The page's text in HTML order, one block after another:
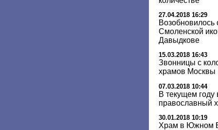
27.04.2018 16:29
Возобновилось
Смоленской
Давыдкове
15.03.2018 16:43
Звонницы с
храмов Москвы
07.03.2018 10:44
В текущем
православный
30.01.2018 10:19
Храм в Южном